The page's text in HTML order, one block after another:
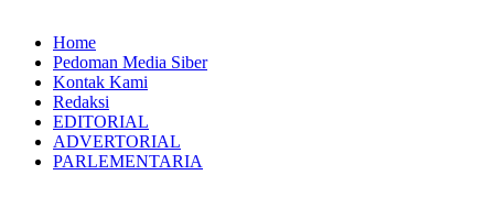
Home
Pedoman Media Siber
Kontak Kami
Redaksi
EDITORIAL
ADVERTORIAL
PARLEMENTARIA